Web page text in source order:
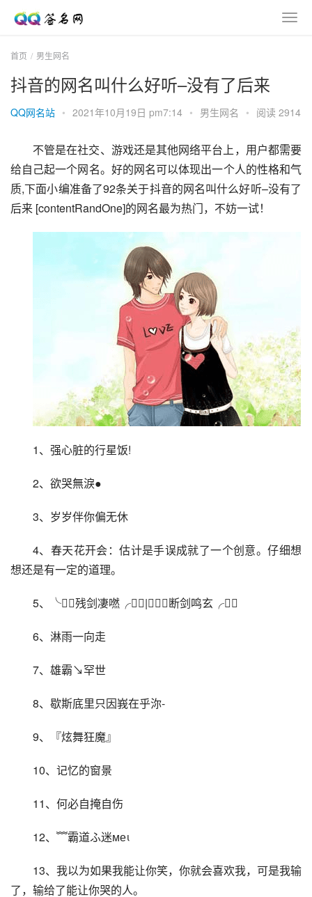
首页 男生网名
抖音的网名叫什么好听–没有了后来
QQ网名站 • 2021年10月19日 pm7:14 • 男生网名 • 阅读 2914
不管是在社交、游戏还是其他网络平台上，用户都需要
给自己起一个网名。好的网名可以体现出一个人的性格和气
质,下面小编准备了92条关于抖音的网名叫什么好听–没有了
后来 [contentRandOne]的网名最为热门，不妨一试！
1、强心脏的行星饭!
2、欲哭無淚●
3、岁岁伴你偏无休
4、春天花开会：估计是手误成就了一个创意。仔细想
想还是有一定的道理。
5、╰╮残剑凄嘫╭╯|╰╮断剑鸣玄╭╯
6、淋雨一向走
7、雄霸↘罕世
8、歇斯底里只因峩在乎沵-
9、『炫舞狂魔』
10、记忆的窗景
11、何必自掩自伤
12、﹌霸道ふ迷меι
13、我以为如果我能让你笑，你就会喜欢我，可是我输
了，输给了能让你哭的人。